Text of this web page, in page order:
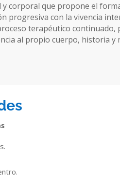
y corporal que propone el
progresiva con la vivencia
terapéutico continuado,
al propio cuerpo, historia y